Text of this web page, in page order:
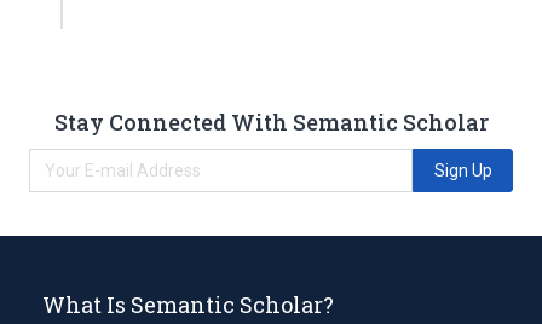
Stay Connected With Semantic Scholar
Sign Up
What Is Semantic Scholar?